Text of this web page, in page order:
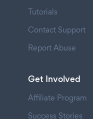
Tutorials
Contact Support
Report Abuse
Get Involved
Affiliate Program
Success Stories